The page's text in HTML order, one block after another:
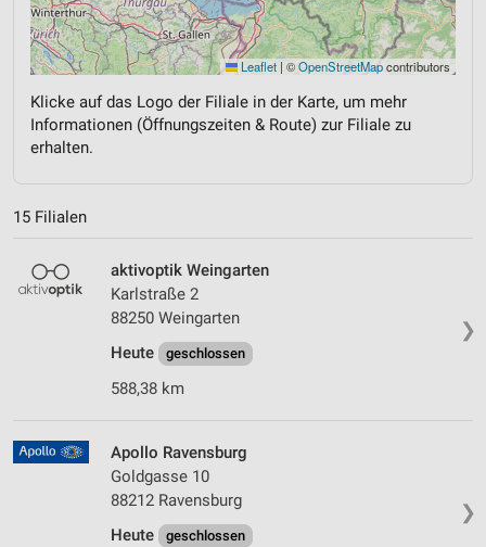
Leaflet | ©OpenStreetMapcontributors
Klicke auf das Logo der Filiale in der Karte, um mehr
Informationen (Öffnungszeiten & Route) zur Filiale zu
erhalten.
15 Filialen
❯
aktivoptik Weingarten
Karlstraße 2
88250 Weingarten
Heute
geschlossen
588,38 km
❯
Apollo Ravensburg
Goldgasse 10
88212 Ravensburg
Heute
geschlossen